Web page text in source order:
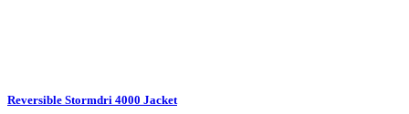
Reversible Stormdri 4000 Jacket